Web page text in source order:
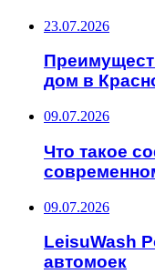
23.07.2026
дом в
09.07.2026
Что такое
09.07.2026
LeisuWash
автомоек